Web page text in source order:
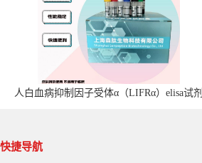
人白血病抑制因子受体α（LIFRα）elisa试剂
快捷导航